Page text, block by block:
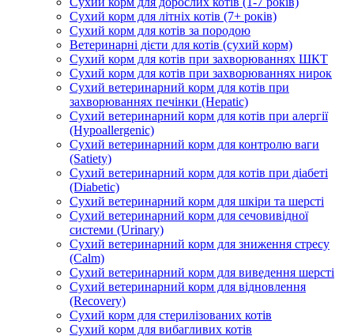
Сухий корм для літніх котів (7+ років)
Сухий корм для котів за породою
Ветеринарні дієти для котів (сухий корм)
Сухий корм для котів при захворюваннях ШКТ
Сухий корм для котів при захворюваннях нирок
Сухий ветеринарний корм для котів при
захворюваннях печінки (Hepatic)
Сухий ветеринарний корм для котів при алергії
(Hypoallergenic)
Сухий ветеринарний корм для контролю ваги
(Satiety)
Сухий ветеринарний корм для котів при діабеті
(Diabetic)
Сухий ветеринарний корм для шкіри та шерсті
Сухий ветеринарний корм для сечовивідної
системи (Urinary)
Сухий ветеринарний корм для зниження стресу
(Calm)
Сухий ветеринарний корм для виведення шерсті
Сухий ветеринарний корм для відновлення
(Recovery)
Сухий корм для стерилізованих котів
Сухий корм для вибагливих котів